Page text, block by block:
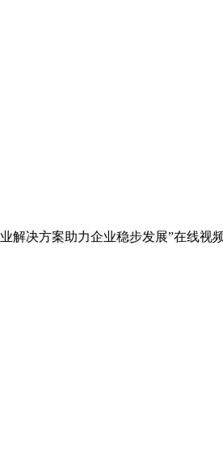
解决方案助力企业稳步发展”在线视